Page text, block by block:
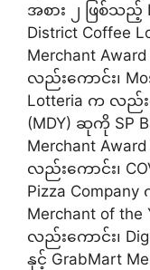
အစား ၂ ဖြစ်သည့်
District Coffee
Merchant
လည်းကောင်း၊
Lotteria က လည်းက
(MDY) ဆုကို SP
Merchant
လည်းကောင်း၊
Pizza
Merchant of
လည်းကောင်း၊
နှင့် GrabMart